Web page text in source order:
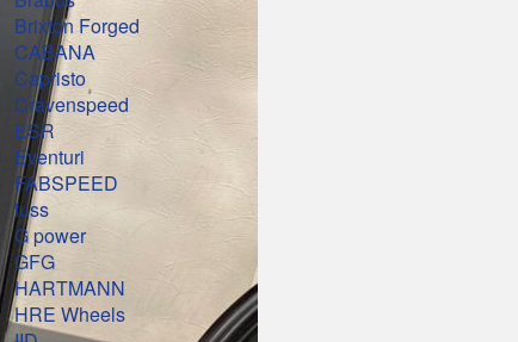
Brixton Forged
CABANA
Capristo
Cravenspeed
ESR
Eventuri
FABSPEED
fuss
G power
GFG
HARTMANN
HRE Wheels